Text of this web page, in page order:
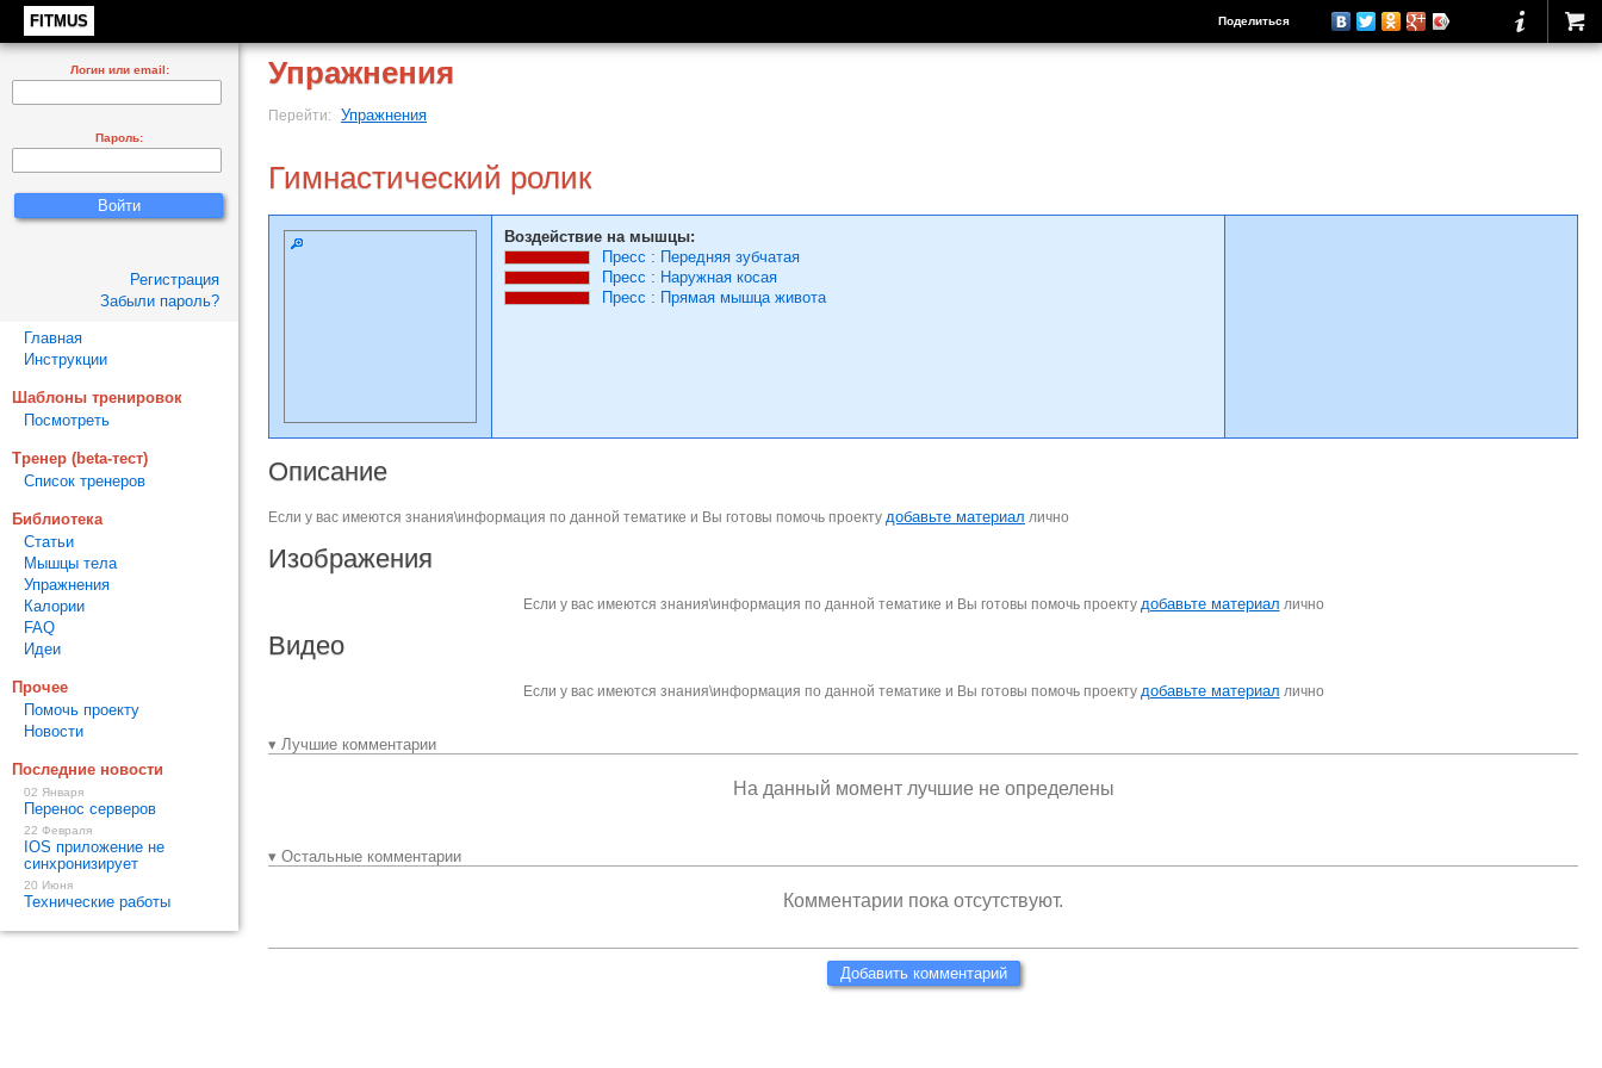
FITMUS Поделиться
Упражнения
Перейти: Упражнения
Гимнастический ролик
Воздействие на мышцы:
Пресс : Передняя зубчатая
Пресс : Наружная косая
Пресс : Прямая мышца живота
Описание
Если у вас имеются знания\информация по данной тематике и Вы готовы помочь проекту добавьте материал лично
Изображения
Если у вас имеются знания\информация по данной тематике и Вы готовы помочь проекту добавьте материал лично
Видео
Если у вас имеются знания\информация по данной тематике и Вы готовы помочь проекту добавьте материал лично
▾ Лучшие комментарии
На данный момент лучшие не определены
▾ Остальные комментарии
Комментарии пока отсутствуют.
Добавить комментарий
Логин или email:
Пароль:
Регистрация
Забыли пароль?
Главная
Инструкции
Шаблоны тренировок
Посмотреть
Тренер (beta-тест)
Список тренеров
Библиотека
Статьи
Мышцы тела
Упражнения
Калории
FAQ
Идеи
Прочее
Помочь проекту
Новости
Последние новости
02 Января
Перенос серверов
22 Февраля
IOS приложение не
синхронизирует
20 Июня
Технические работы